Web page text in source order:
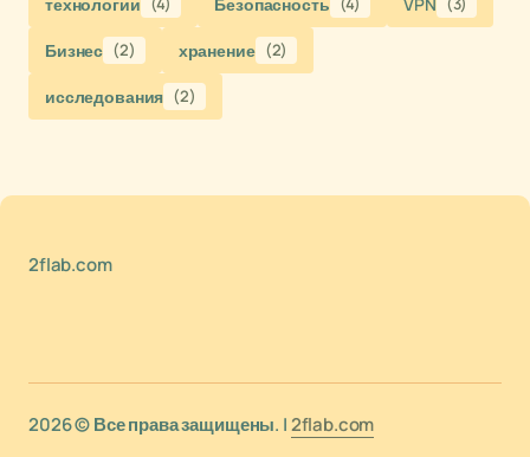
Бизнес (2) хранение (2)
исследования (2)
2flab.com
2026 © Все права защищены. |2flab.com